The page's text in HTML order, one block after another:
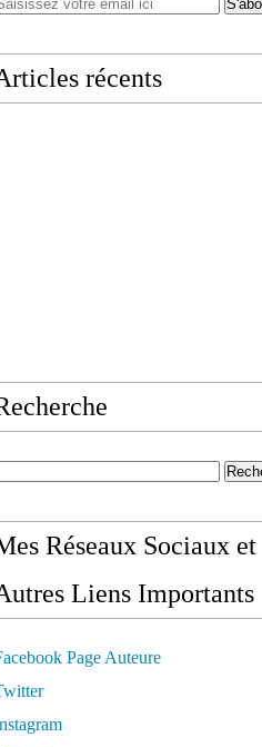
récents
Réseaux Sociaux et
Liens Importants
Page Auteure